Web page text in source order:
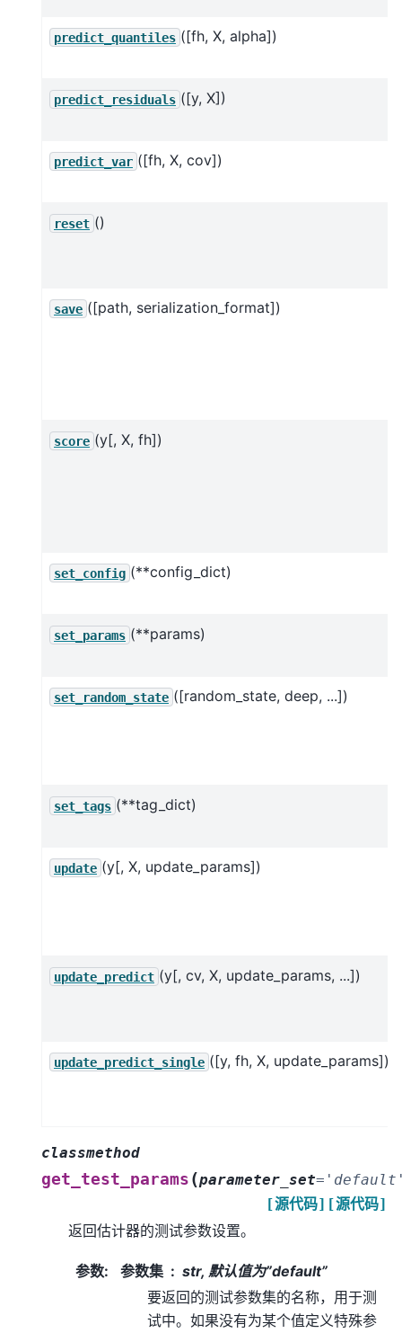
predict_quantiles ([fh, X, alpha])
predict_residuals ([y, X])
predict_var ([fh, X, cov])
reset ()
save ([path, serialization_format])
score (y[, X, fh])
set_config (**config_dict)
set_params (**params)
set_random_state ([random_state, deep, ...])
set_tags (**tag_dict)
update (y[, X, update_params])
update_predict (y[, cv, X, update_params, ...])
update_predict_single ([y, fh, X, update_params])
classmethod
get_test_params (parameter_set=
[源代码]
[源代码]
返回估计器的测试参数设置。
参数: 参数集
str, 默认值为”default”
要返回的测试参数集的名称，用于测
试中。如果没有为某个值定义特殊参